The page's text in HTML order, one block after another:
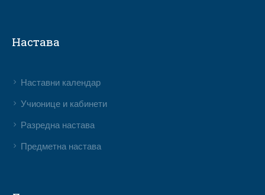
Настава
Наставни календар
Учионице и кабинети
Разредна настава
Предметна настава